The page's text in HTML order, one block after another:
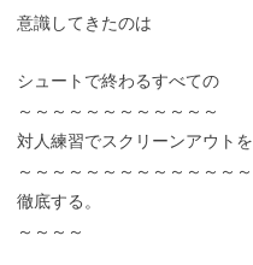
意識してきたのは
シュートで終わるすべての
～～～～～～～～～～～～
対人練習でスクリーンアウトを
～～～～～～～～～～～～～～
徹底する。
～～～～